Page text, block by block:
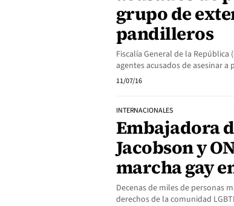
grupo de
pandilleros
Fiscalía General de la
agentes acusados de asesinar a
11/07/16
INTERNACIONALES
Embajadora
Jacobson y
marcha gay
Decenas de miles de personas
derechos de la comunidad